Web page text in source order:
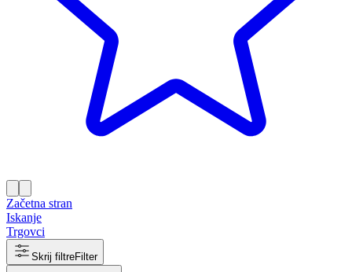
Začetna stran
Iskanje
Trgovci
Skrij filtreFilter